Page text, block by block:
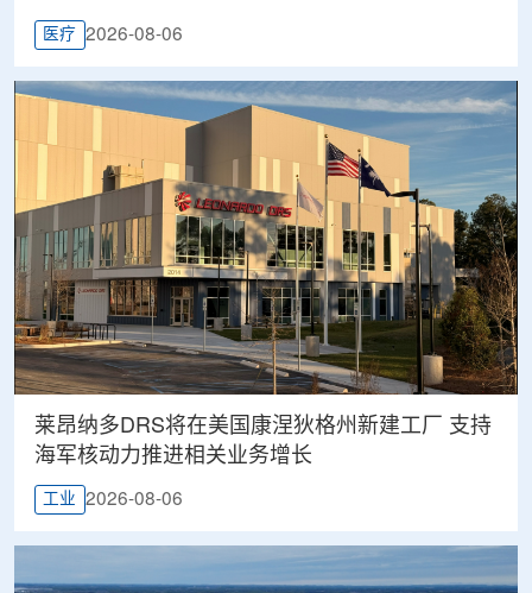
医疗 2026-08-06
莱昂纳多DRS将在美国康涅狄格州新建工厂 支持
海军核动力推进相关业务增长
工业 2026-08-06